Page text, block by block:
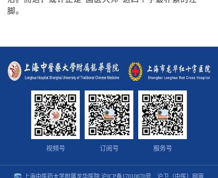
脚。
视频号 订阅号 服务号
上海中医药大学附属龙华医院 沪ICP备17010870号 沪卫（中医）网审